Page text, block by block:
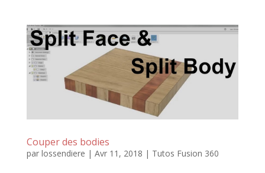
Couper des bodies
par lossendiere | Avr 11, 2018 | Tutos Fusion 360